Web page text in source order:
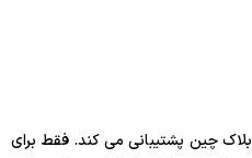
Anyswap، یک پل غیرمتمرکز، از 35 بلاک چین پشتیبانی می کند. فقط برای